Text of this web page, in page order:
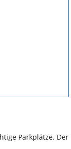
Parkplätze. Der